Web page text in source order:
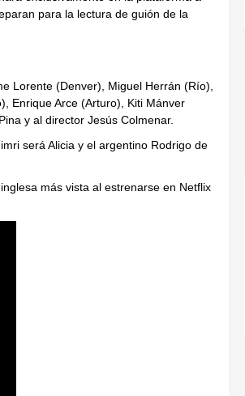
para la lectura de guión de la
Lorente (Denver), Miguel Herrán (Río),
Enrique Arce (Arturo), Kiti Mánver
y al director Jesús Colmenar.
será Alicia y el argentino Rodrigo de
más vista al estrenarse en Netflix